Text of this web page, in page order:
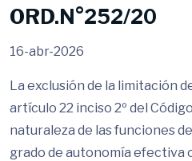
ORD.N°252/20
16-abr-2026
La exclusión de la limitación
artículo 22 inciso 2º del
naturaleza de las funciones
grado de autonomía efectiva